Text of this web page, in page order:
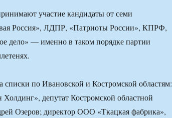
участие кандидаты от семи
Россия», ЛДПР, «Патриоты России», КПРФ,
дело» — именно в таком порядке партии
списки по Ивановской и Костромской областям:
депутат Костромской областной
Озеров; директор ООО «Ткацкая фабрика»,